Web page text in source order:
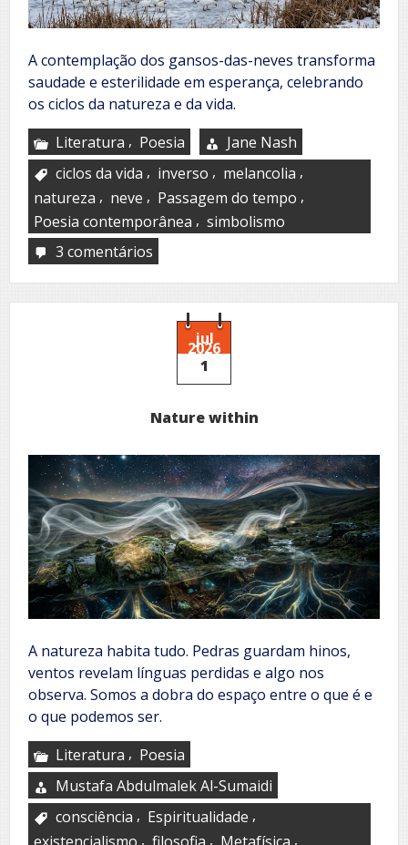
A contemplação dos gansos-das-neves transforma
saudade e esterilidade em esperança, celebrando
os ciclos da natureza e da vida.
Literatura , Poesia
Jane Nash
ciclos da vida , inverso , melancolia ,
natureza , neve , Passagem do tempo ,
Poesia contemporânea , simbolismo
3 comentários
geese
jul
2026
1
Nature within
A natureza habita tudo. Pedras guardam hinos,
ventos revelam línguas perdidas e algo nos
observa. Somos a dobra do espaço entre o que é e
o que podemos ser.
Literatura , Poesia
Mustafa Abdulmalek Al-Sumaidi
consciência , Espiritualidade ,
, , ,